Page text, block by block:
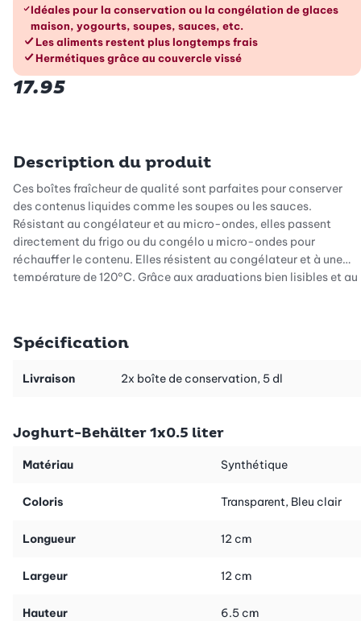
Les avantages en un coup d’œil
Idéales pour la conservation ou la congélation de glaces
maison, yogourts, soupes, sauces, etc.
Les aliments restent plus longtemps frais
Hermétiques grâce au couvercle vissé
17.95
Description du produit
Ces boîtes fraîcheur de qualité sont parfaites pour conserver
des contenus liquides comme les soupes ou les sauces.
Résistant au congélateur et au micro-ondes, elles passent
directement du frigo ou du congélo u micro-ondes pour
réchauffer le contenu. Elles résistent au congélateur et à une
température de 120°C. Grâce aux graduations bien lisibles et au
Elles sont très pratiques aussi pour conserver les glaces et le
jusqu’au moment de la dégustation. Ces boîtes hermétiques ont
Autre avantage: elles sont superposables, donc peu
au lave-vaisselle.
Ces boîtes multi-usage de qualité sont très utiles dans une
dans la sorbetière-yaourtière «Pro» (art. n° 40158).
Spécification
Livraison 2x boîte de conservation, 5 dl
Joghurt-Behälter 1x0.5 liter
Matériau Synthétique
Coloris Transparent, Bleu clair
Longueur 12 cm
Largeur 12 cm
Hauteur 6.5 cm